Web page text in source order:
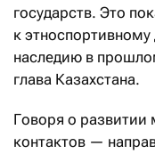
государств. Это
к
наследию в
глава Казахстана.
Говоря о
контактов —